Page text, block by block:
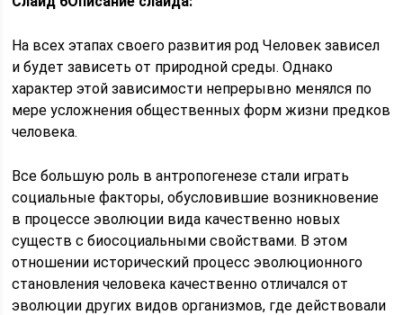
На всех этапах своего развития род Человек зависел
и будет зависеть от природной среды. Однако
характер этой зависимости непрерывно менялся по
мере усложнения общественных форм жизни предков
человека.
Все большую роль в антропогенезе стали играть
социальные факторы, обусловившие возникновение
в процессе эволюции вида качественно новых
существ с биосоциальными свойствами. В этом
отношении исторический процесс эволюционного
становления человека качественно отличался от
эволюции других видов организмов, где действовали